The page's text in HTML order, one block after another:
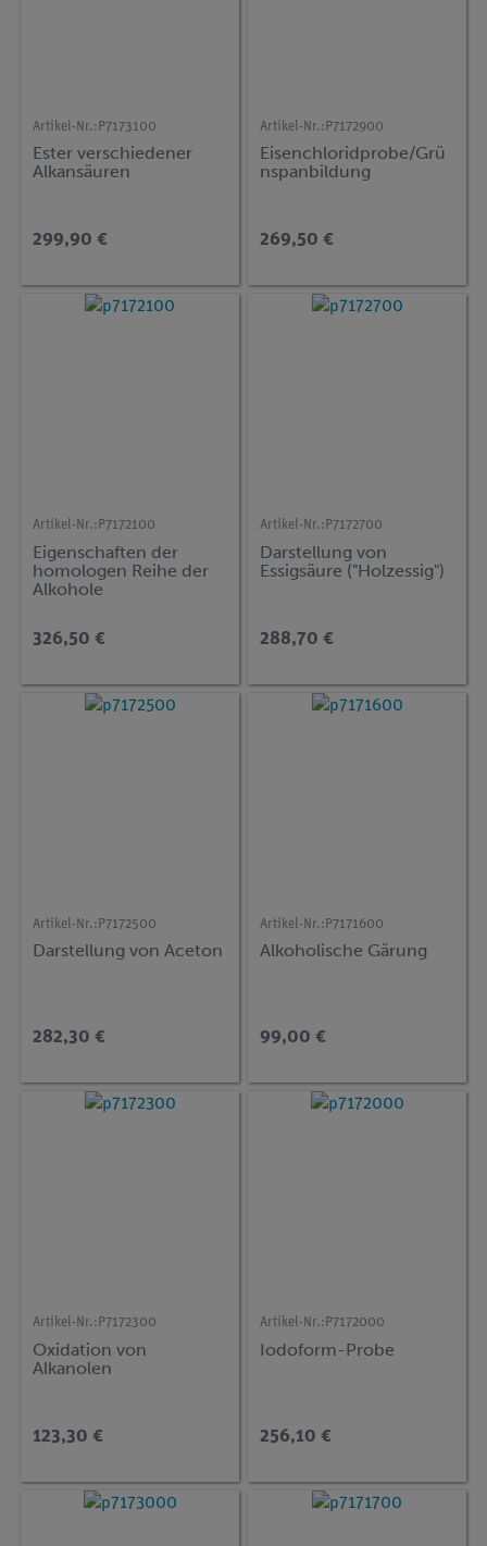
Artikel-Nr.: P7173100
Ester verschiedener
Alkansäuren
299,90 €
Artikel-Nr.: P7172900
Eisenchloridprobe/Grü
nspanbildung
269,50 €
Artikel-Nr.: P7172100
Eigenschaften der
homologen Reihe der
Alkohole
326,50 €
Artikel-Nr.: P7172700
Darstellung von
Essigsäure ("Holzessig")
288,70 €
Artikel-Nr.: P7172500
Darstellung von Aceton
282,30 €
Artikel-Nr.: P7171600
Alkoholische Gärung
99,00 €
Artikel-Nr.: P7172300
Oxidation von
Alkanolen
123,30 €
Artikel-Nr.: P7172000
Iodoform-Probe
256,10 €